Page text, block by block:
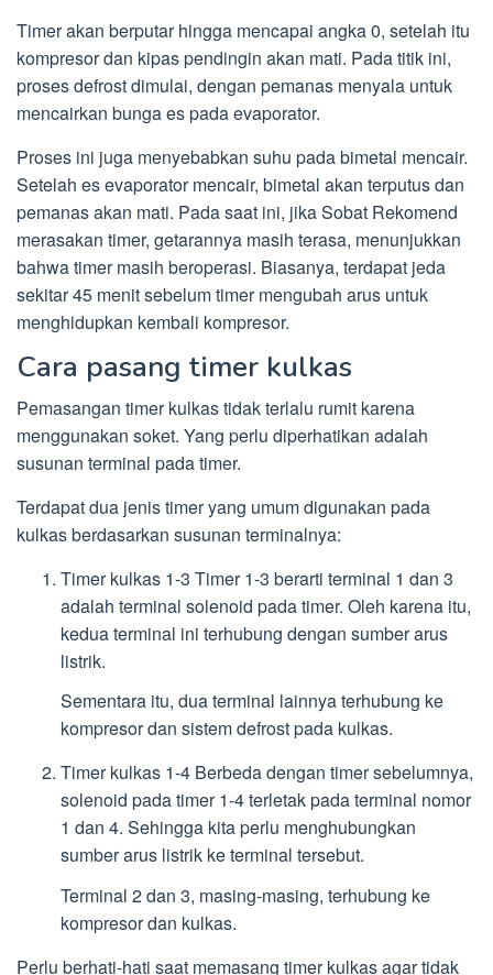
Timer akan berputar hingga mencapai angka 0, setelah itu
kompresor dan kipas pendingin akan mati. Pada titik ini,
proses defrost dimulai, dengan pemanas menyala untuk
mencairkan bunga es pada evaporator.
Proses ini juga menyebabkan suhu pada bimetal mencair.
Setelah es evaporator mencair, bimetal akan terputus dan
pemanas akan mati. Pada saat ini, jika Sobat Rekomend
merasakan timer, getarannya masih terasa, menunjukkan
bahwa timer masih beroperasi. Biasanya, terdapat jeda
sekitar 45 menit sebelum timer mengubah arus untuk
menghidupkan kembali kompresor.
Cara pasang timer kulkas
Pemasangan timer kulkas tidak terlalu rumit karena
menggunakan soket. Yang perlu diperhatikan adalah
susunan terminal pada timer.
Terdapat dua jenis timer yang umum digunakan pada
kulkas berdasarkan susunan terminalnya:
Timer kulkas 1-3 Timer 1-3 berarti terminal 1 dan 3
adalah terminal solenoid pada timer. Oleh karena itu,
kedua terminal ini terhubung dengan sumber arus
listrik.
Sementara itu, dua terminal lainnya terhubung ke
kompresor dan sistem defrost pada kulkas.
Timer kulkas 1-4 Berbeda dengan timer sebelumnya,
solenoid pada timer 1-4 terletak pada terminal nomor
1 dan 4. Sehingga kita perlu menghubungkan
sumber arus listrik ke terminal tersebut.
Terminal 2 dan 3, masing-masing, terhubung ke
kompresor dan kulkas.
Perlu berhati-hati saat memasang timer kulkas agar tidak